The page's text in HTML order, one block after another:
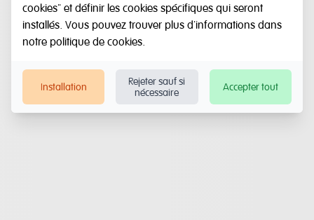
cookies" et définir les cookies spécifiques qui seront
installés. Vous pouvez trouver plus d'informations dans
notre politique de cookies.
Installation
Rejeter sauf si
nécessaire
Accepter tout